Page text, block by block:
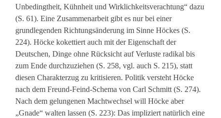
Unbedingtheit, Kühnheit und Wirklichkeitsverachtung“ dazu
(S. 61). Eine Zusammenarbeit gibt es nur bei einer
grundlegenden Richtungsänderung im Sinne Höckes (S.
224). Höcke kokettiert auch mit der Eigenschaft der
Deutschen, Dinge ohne Rücksicht auf Verluste radikal bis
zum Ende durchzuziehen (S. 258, vgl. auch S. 215), statt
diesen Charakterzug zu kritisieren. Politik versteht Höcke
nach dem Freund-Feind-Schema von Carl Schmitt (S. 274).
Nach dem gelungenen Machtwechsel will Höcke aber
„Gnade“ walten lassen (S. 223): Das impliziert natürlich eine